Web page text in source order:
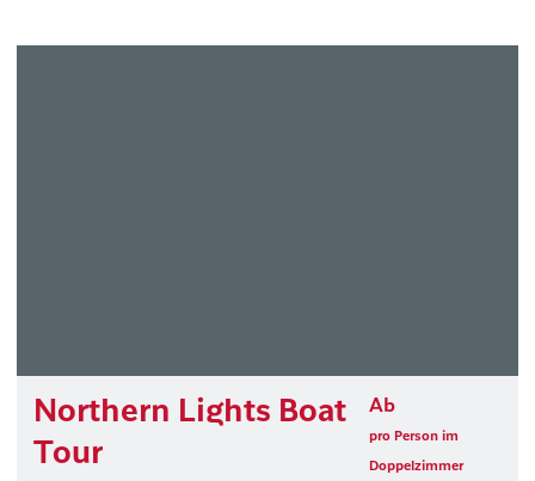
Northern Lights Boat
Tour
Ab
pro Person im
Doppelzimmer